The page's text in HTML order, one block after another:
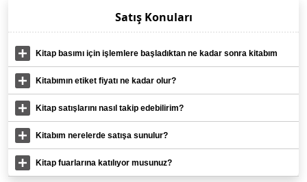
Satış Konuları
Kitap basımı için işlemlere başladıktan ne kadar sonra kitabım
satışa sunulmuş olur?
Kitabımın etiket fiyatı ne kadar olur?
Kitap satışlarını nasıl takip edebilirim?
Kitabım nerelerde satışa sunulur?
Kitap fuarlarına katılıyor musunuz?